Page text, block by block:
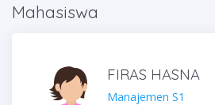
Mahasiswa
FIRAS HASNA
Manajemen S1